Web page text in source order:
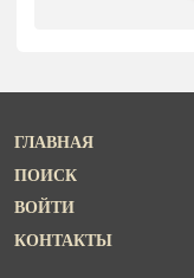
ГЛАВНАЯ
ПОИСК
ВОЙТИ
КОНТАКТЫ